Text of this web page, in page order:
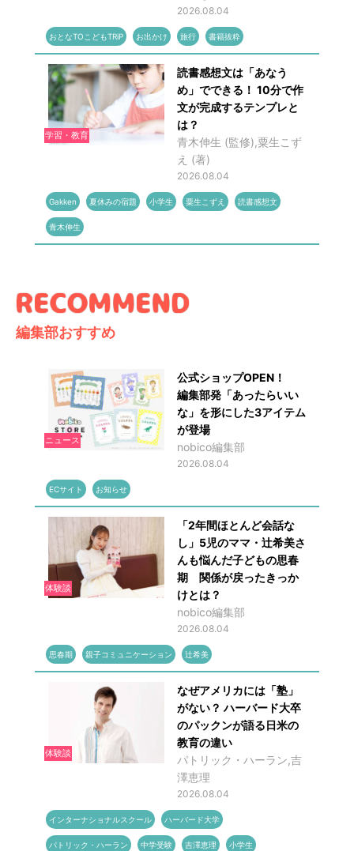
2026.08.04
おとなTOこどもTRiP お出かけ 旅行 書籍抜粋
学習・教育
読書感想文は「あなう
め」でできる！ 10分で作
文が完成するテンプレと
は？
青木伸生 (監修),粟生こず
え (著)
2026.08.04
Gakken 夏休みの宿題 小学生 粟生こずえ 読書感想文
青木伸生
編集部おすすめ
ニュース
公式ショップOPEN！
編集部発「あったらいい
な」を形にした3アイテム
が登場
nobico編集部
2026.08.04
ECサイト お知らせ
体験談
「2年間ほとんど会話な
し」5児のママ・辻希美さ
んも悩んだ子どもの思春
期 関係が戻ったきっか
けとは？
nobico編集部
2026.08.04
思春期 親子コミュニケーション 辻希美
体験談
なぜアメリカには「塾」
がない？ ハーバード大卒
のパックンが語る日米の
教育の違い
パトリック・ハーラン,吉
澤恵理
2026.08.04
インターナショナルスクール ハーバード大学
パトリック・ハーラン 中学受験 吉澤恵理 小学生